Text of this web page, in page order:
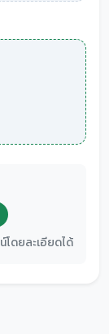
ดยละเอียดได้